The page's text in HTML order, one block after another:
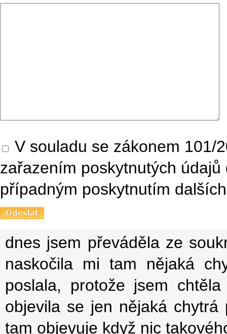
V souladu se zákonem 101/
zařazením poskytnutých
případným poskytnutím
dnes jsem převáděla ze
naskočila mi tam nějaká
poslala, protože jsem
objevila se jen nějaká
tam objevuje když nic